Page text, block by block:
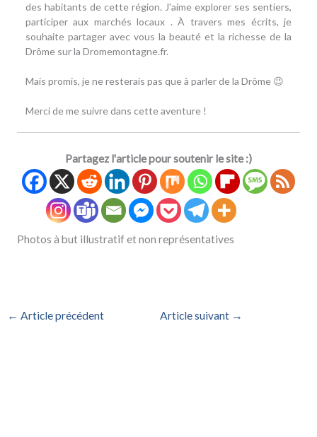
des habitants de cette région. J'aime explorer ses sentiers,
participer aux marchés locaux . À travers mes écrits, je
souhaite partager avec vous la beauté et la richesse de la
Drôme sur la Dromemontagne.fr.
Mais promis, je ne resterais pas que à parler de la Drôme 😉
Merci de me suivre dans cette aventure !
Partagez l'article pour soutenir le site :)
Photos à but illustratif et non représentatives
← Article précédent Article suivant →